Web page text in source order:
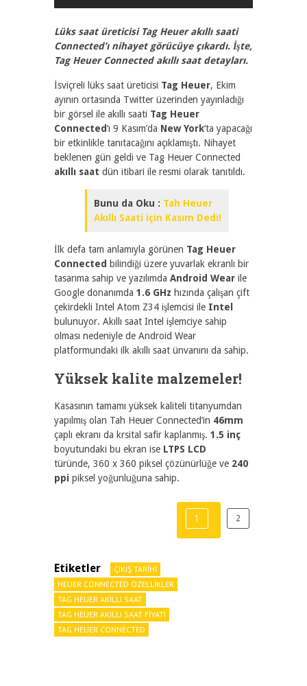
Lüks saat üreticisi Tag Heuer akıllı saati
Connected’ı nihayet görücüye çıkardı. İşte,
Tag Heuer Connected akıllı saat detayları.
İsviçreli lüks saat üreticisi Tag Heuer, Ekim
ayının ortasında Twitter üzerinden yayınladığı
bir görsel ile akıllı saati Tag Heuer
Connected‘ı 9 Kasım’da New York‘ta yapacağı
bir etkinlikle tanıtacağını açıklamıştı. Nihayet
beklenen gün geldi ve Tag Heuer Connected
akıllı saat dün itibari ile resmi olarak tanıtıldı.
Bunu da Oku : Tah Heuer
Akıllı Saati için Kasım Dedi!
İlk defa tam anlamıyla görünen Tag Heuer
Connected bilindiği üzere yuvarlak ekranlı bir
tasarıma sahip ve yazılımda Android Wear ile
Google donanımda 1.6 GHz hızında çalışan çift
çekirdekli Intel Atom Z34 işlemcisi ile Intel
bulunuyor. Akıllı saat Intel işlemciye sahip
olması nedeniyle de Android Wear
platformundaki ilk akıllı saat ünvanını da sahip.
Yüksek kalite malzemeler!
Kasasının tamamı yüksek kaliteli titanyumdan
yapılmış olan Tah Heuer Connected’in 46mm
çaplı ekranı da krsital safir kaplanmış. 1.5 inç
boyutundaki bu ekran ise LTPS LCD
türünde, 360 x 360 piksel çözünürlüğe ve 240
ppi piksel yoğunluğuna sahip.
1 2
Etiketler
ÇIKIŞ TARIHI
HEUER CONNECTED ÖZELLIKLER
TAG HEUER AKILLI SAAT
TAG HEUER AKILLI SAAT FIYATI
TAG HEUER CONNECTED